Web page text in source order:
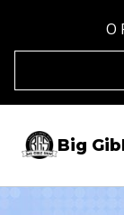
Conteúdo
O
Big